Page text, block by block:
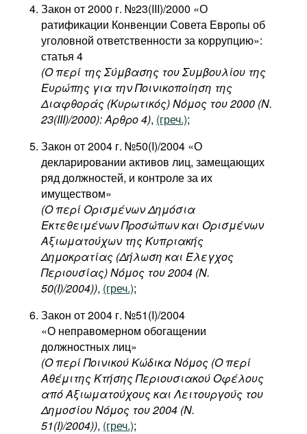
Закон от 2000 г. №23(III)/2000 «О
ратификации Конвенции Совета Европы об
уголовной ответственности за коррупцию»:
статья 4
(Ο περί της Σύμβασης του Συμβουλίου της
Ευρώπης για την Ποινικοποίηση της
Διαφθοράς (Κυρωτικός) Νόμος του 2000 (Ν.
23(III)/2000): Αρθρο 4), (греч.);
Закон от 2004 г. №50(I)/2004 «О
декларировании активов лиц, замещающих
ряд должностей, и контроле за их
имуществом»
(Ο περί Ορισμένων Δημόσια
Εκτεθειμένων Προσώπων και Ορισμένων
Αξιωματούχων της Κυπριακής
Δημοκρατίας (Δήλωση και Έλεγχος
Περιουσίας) Νόμος του 2004 (Ν.
50(I)/2004)), (греч.);
Закон от 2004 г. №51(I)/2004
«О неправомерном обогащении
должностных лиц»
(Ο περί Ποινικού Κώδικα Νόμος (Ο περί
Αθέμιτης Κτήσης Περιουσιακού Οφέλους
από Αξιωματούχους και Λειτουργούς του
Δημοσίου Νόμος του 2004 (N.
51(I)/2004)), (греч.);